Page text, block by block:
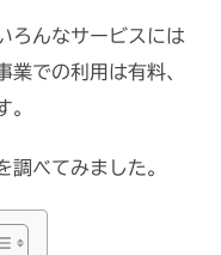
ろんなサービスには
業での利用は有料、
。
調べてみました。